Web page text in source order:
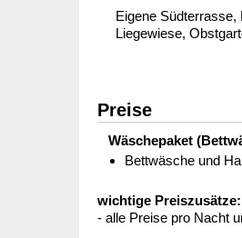
Eigene
Liegewiese,
Preise
Wäschepaket
Bettwäsche und
wichtige Preiszusätze:
- alle Preise pro Nacht